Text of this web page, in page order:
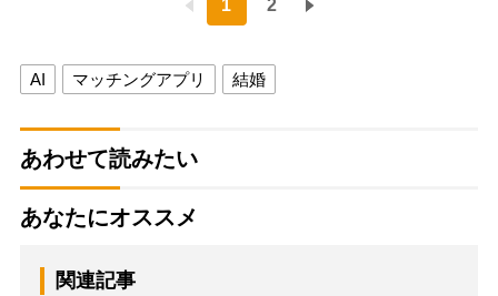
1 2
AI マッチングアプリ 結婚
あわせて読みたい
あなたにオススメ
関連記事